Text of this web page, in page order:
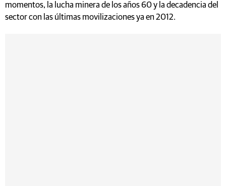
momentos, la lucha minera de los años 60 y la decadencia del
sector con las últimas movilizaciones ya en 2012.